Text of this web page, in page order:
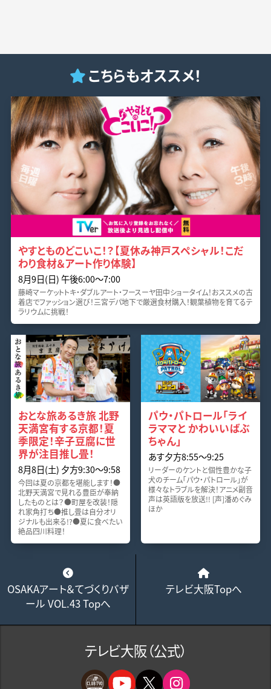
こちらもオススメ！
やすとものどこいこ！？【夏休み神戸スペシャル！こだ
わり食材＆アート作り体験】
8月9日(日) 午後6:00～7:00
藤崎マーケットトキ・ダブルアート・フースーヤ田中ショータイム！おススメの古
着店でファッション選び！三宮デパ地下で厳選食材購入！観葉植物を育てるテ
ラリウムに挑戦！
おとな旅あるき旅 北野
天満宮有する京都！夏
季限定！辛子豆腐に世
界が注目推し畳！
8月8日(土) 夕方9:30～9:58
今回は夏の京都を堪能します！●
北野天満宮で見れる豊臣が奉納
したものとは？●町屋を改装！隠
れ家角打ち●推し畳は自分オリ
ジナルも出来る!?●夏に食べたい
絶品四川料理！
パウ・パトロール「ライ
ラママと かわいいばぶ
ちゃん」
あす夕方8:55～9:25
リーダーのケントと個性豊かな子
犬のチーム「パウ・パトロール」が
様々なトラブルを解決！アニメ副音
声は英語版を放送!! [声]潘めぐみ
ほか
OSAKAアート＆てづくりバザ
ール VOL.43 Topへ
テレビ大阪Topへ
テレビ大阪（公式）